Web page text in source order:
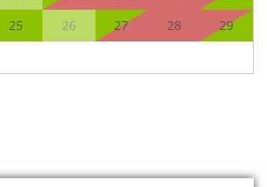
25 26 27 28
29